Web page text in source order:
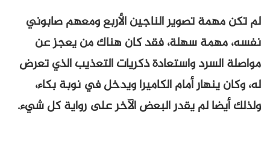
لم تكن مهمة تصوير الناجين الأربع ومعهم صابوني
نفسه، مهمة سهلة، فقد كان هناك من يعجز عن
مواصلة السرد واستعادة ذكريات التعذيب الذي تعرض
له، وكان ينهار أمام الكاميرا ويدخل في نوبة بكاء،
ولذلك أيضا لم يقدر البعض الآخر على رواية كل شيء.